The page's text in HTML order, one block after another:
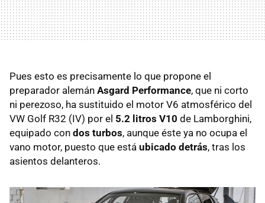
Pues esto es precisamente lo que propone el
preparador alemán Asgard Performance, que ni corto
ni perezoso, ha sustituido el motor V6 atmosférico del
VW Golf R32 (IV) por el 5.2 litros V10 de Lamborghini,
equipado con dos turbos, aunque éste ya no ocupa el
vano motor, puesto que está ubicado detrás, tras los
asientos delanteros.